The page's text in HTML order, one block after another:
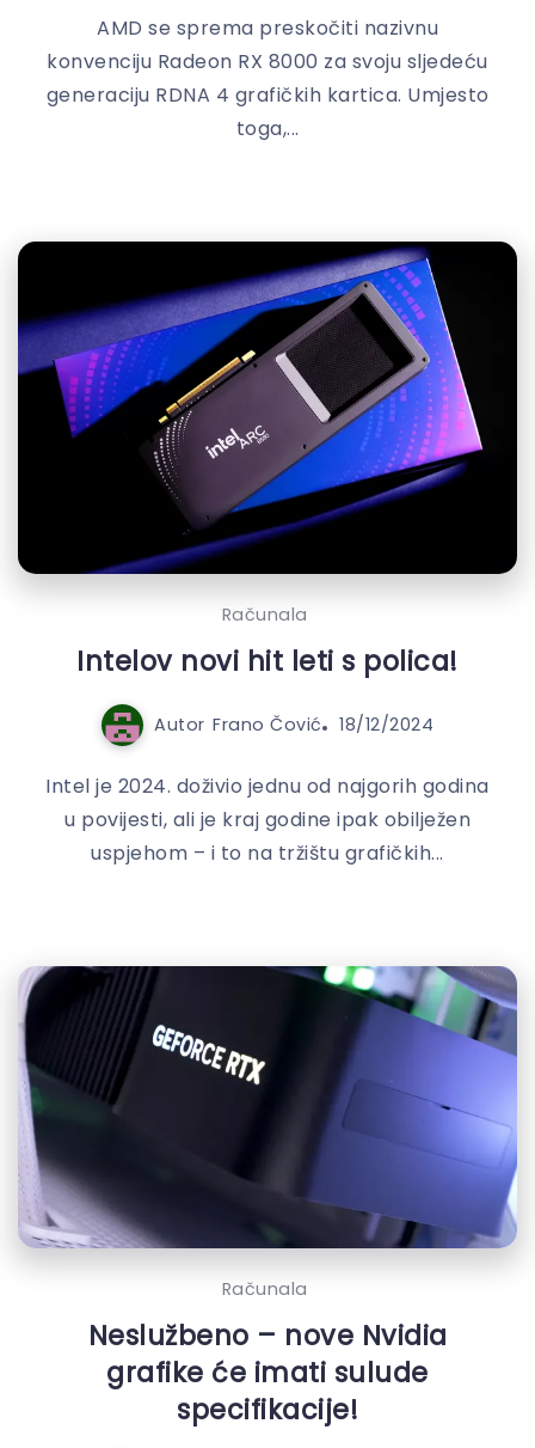
AMD se sprema preskočiti nazivnu
konvenciju Radeon RX 8000 za svoju sljedeću
generaciju RDNA 4 grafičkih kartica. Umjesto
toga,...
Računala
Intelov novi hit leti s polica!
Autor Frano Čović 18/12/2024
Intel je 2024. doživio jednu od najgorih godina
u povijesti, ali je kraj godine ipak obilježen
uspjehom – i to na tržištu grafičkih...
Računala
Neslužbeno – nove Nvidia
grafike će imati sulude
specifikacije!